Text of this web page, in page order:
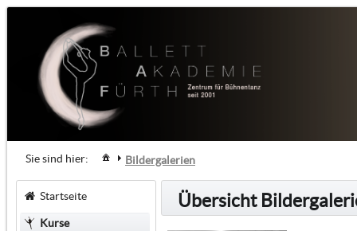
Sie sind hier: Bildergalerien
Startseite
Kurse
Übersicht